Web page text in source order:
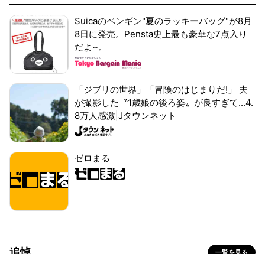
Suicaのペンギン"夏のラッキーバッグ"が8月
8日に発売。Pensta史上最も豪華な7点入り
だよ~。
「ジブリの世界」「冒険のはじまりだ!」 夫
が撮影した〝1歳娘の後ろ姿〟が良すぎて...4.
8万人感激|Jタウンネット
ゼロまる
一覧を見る